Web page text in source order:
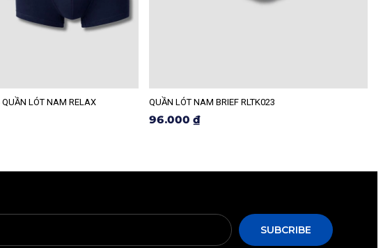
LÓT NAM RELAX QUẦN LÓT NAM BRIEF RLTK023
96.000 ₫
SUBCRIBE